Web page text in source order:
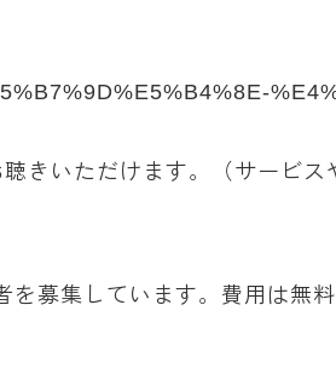
きいただけます。（サービ
募集しています。費用は無